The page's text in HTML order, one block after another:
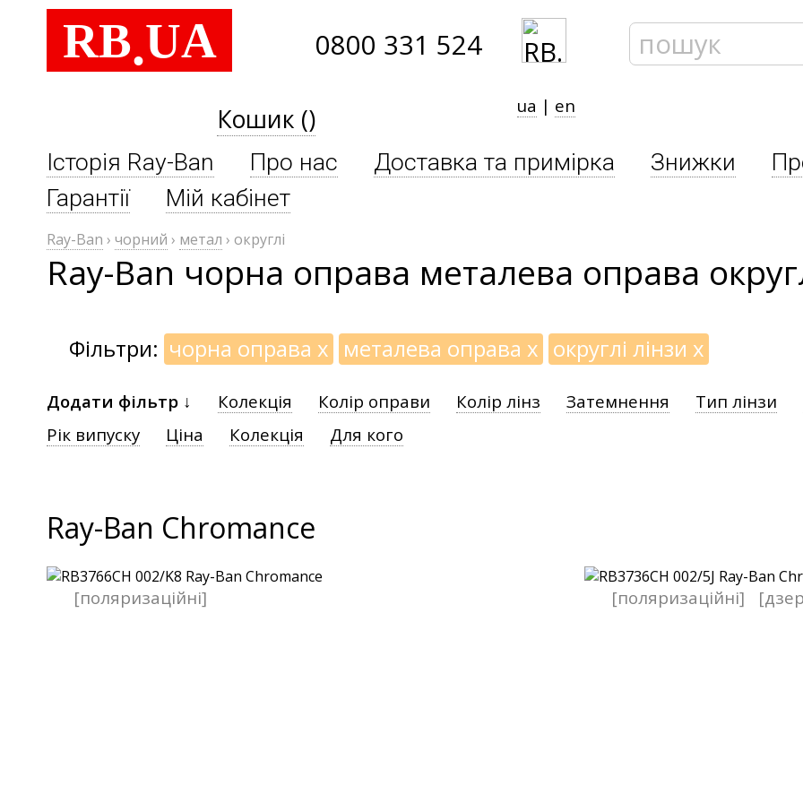
RB.UA 0800 331 524
Кошик () ua | en
Історія Ray-Ban Про нас Доставка та примірка Знижки
Гарантії
Мій кабінет
Ray-Ban › чорний › метал › округлі
Ray-Ban чорна оправа металева оправа
Фільтри: чорна оправа x металева оправа x округлі лінзи x
Додати фільтр ↓ Колекція Колір оправи Колір лінз Затемнення Тип лінзи
Рік випуску
Ціна Колекція Для кого
Ray-Ban Chromance
[поляризаційні] [поляризаційні]